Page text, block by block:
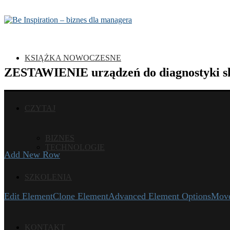
KSIĄŻKA NOWOCZESNE
CZYTAJ
BIZNES
TECHNOLOGIE
SZKOLENIA
KONTAKT
ZESTAWIENIE urządzeń do diagnostyki
Add New Row
Edit ElementClone ElementAdvanced Element Options